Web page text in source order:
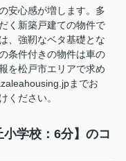
安心感が増します。多
く新築戸建ての物件で
、強靭なベタ基礎とな
条件付きの物件は車の
を松戸市エリアで求め
までお
ください。
学校：6分】のコ